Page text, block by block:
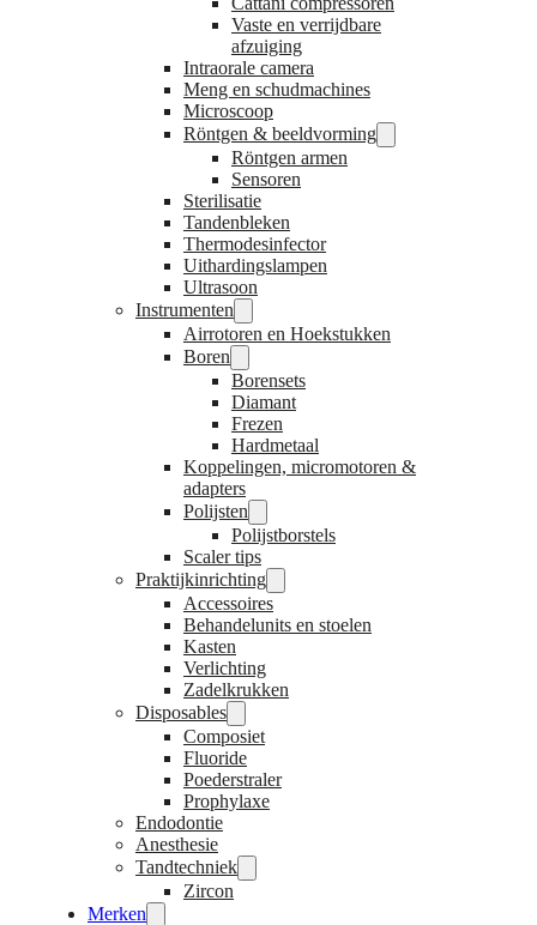
Vaste en verrijdbare
afzuiging
Intraorale camera
Meng en schudmachines
Microscoop
Röntgen & beeldvorming
Röntgen armen
Sensoren
Sterilisatie
Tandenbleken
Thermodesinfector
Uithardingslampen
Ultrasoon
Instrumenten
Airrotoren en Hoekstukken
Boren
Borensets
Diamant
Frezen
Hardmetaal
Koppelingen, micromotoren &
adapters
Polijsten
Polijstborstels
Scaler tips
Praktijkinrichting
Accessoires
Behandelunits en stoelen
Kasten
Verlichting
Zadelkrukken
Disposables
Composiet
Fluoride
Poederstraler
Prophylaxe
Endodontie
Anesthesie
Tandtechniek
Zircon
Merken